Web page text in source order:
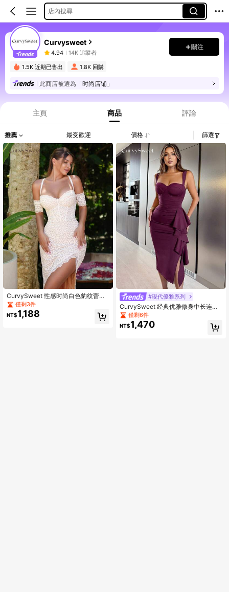
店內搜尋
Curvysweet
4.94 14K 追蹤者
關注
1.5K 近期已售出 1.8K 回購
此商店被選為 「时尚店铺」
主頁 商品 評論
推薦 最受歡迎 價格 篩選
CurvySweet 性感时尚白色豹纹蕾丝
高开衩露背交叉细肩带拼接中长连衣
裙，内置胸罩，婚礼宾客礼服，春季
派对
僅剩3件
NT$1,188
#現代優雅系列
CurvySweet 经典优雅修身中长连衣
裙，荷叶边下摆，内置鱼骨胸衣，适
合商务场合、社交活动、婚礼派对等
春季穿着。
僅剩6件
NT$1,470